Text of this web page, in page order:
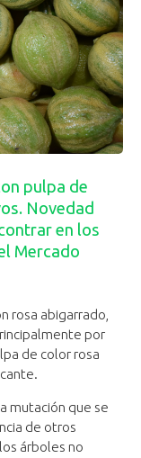
pulpa de
Novedad
en los
Mercado
rosa abigarrado,
por
de color rosa
mutación que se
de otros
árboles no